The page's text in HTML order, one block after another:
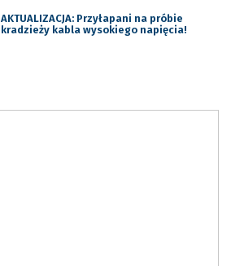
AKTUALIZACJA: Przyłapani na próbie
kradzieży kabla wysokiego napięcia!